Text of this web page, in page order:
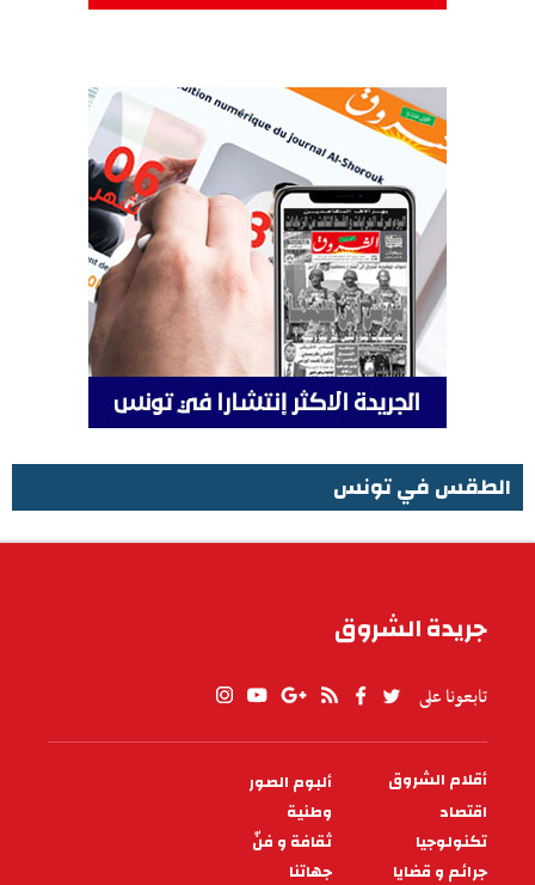
الطقس في تونس
جريدة الشروق
تابعونا على
PIED
DE
PAGE
أقلام الشروق
ألبوم الصور
اقتصاد
وطنية
تكنولوجيا
ثقافة و فنّ
جرائم و قضايا
جهاتنا